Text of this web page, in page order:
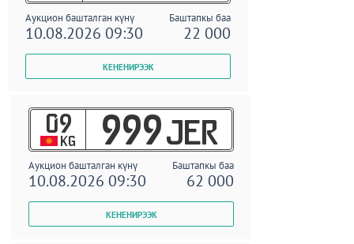
Аукцион башталган күнү Баштапкы баа
10.08.2026 09:30 22 000
09
KG 999 JER
Аукцион башталган күнү Баштапкы баа
10.08.2026 09:30 62 000